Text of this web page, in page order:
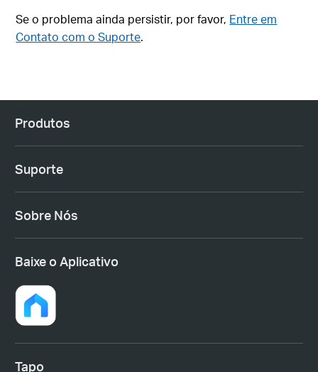
Se o problema ainda persistir, por favor, Entre em
Contato com o Suporte.
Produtos
Suporte
Sobre Nós
Baixe o Aplicativo
Tapo